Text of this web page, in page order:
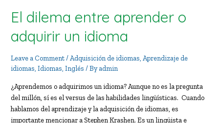
El dilema entre aprender o
adquirir un idioma
Leave a Comment/Adquisición de idiomas,Aprendizaje de
idiomas,Idiomas,Inglés / Byadmin
¿Aprendemos o adquirimos un idioma? Aunque no es la pregunta
del millón, sí es el versus de las habilidades lingüísticas. Cuando
hablamos del aprendizaje y la adquisición de idiomas, es
importante mencionar a Stephen Krashen. Es un lingüista e